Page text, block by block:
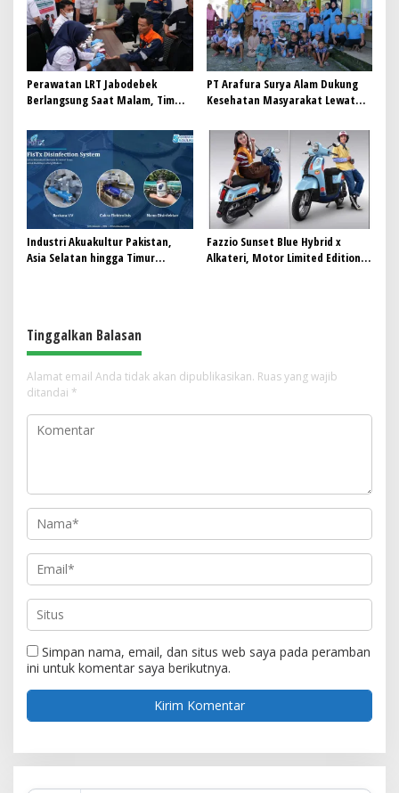
Perawatan LRT Jabodebek
Berlangsung Saat Malam, Tim
PT Arafura Surya Alam Dukung
Kesehatan Masyarakat Lewat
Industri Akuakultur Pakistan,
Asia Selatan hingga Timur
Fazzio Sunset Blue Hybrid x
Alkateri, Motor Limited Edition
Tinggalkan Balasan
Alamat email Anda tidak akan dipublikasikan. Ruas yang wajib
ditandai *
Simpan nama, email, dan situs web saya pada peramban
ini untuk komentar saya berikutnya.